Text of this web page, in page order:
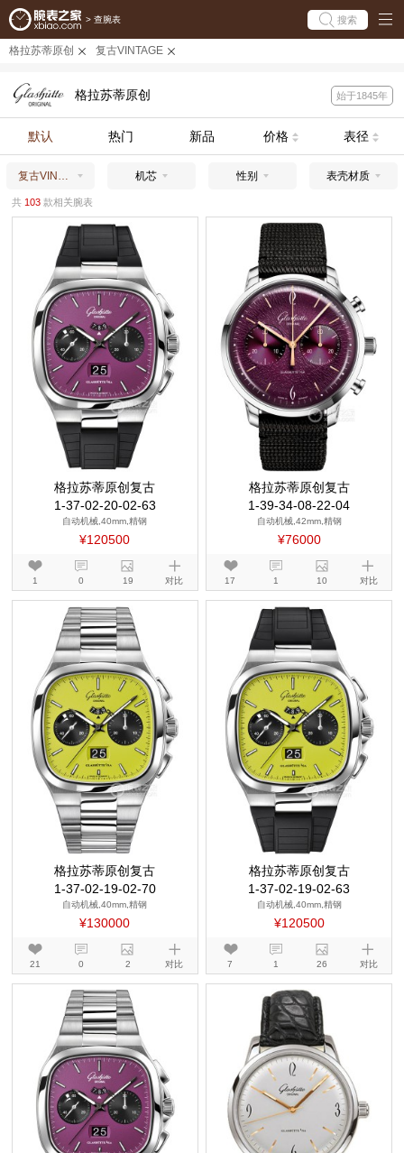
> 查腕表 搜索
格拉苏蒂原创 复古VINTAGE
格拉苏蒂原创 始于1845年
默认 热门 新品 价格 表径
机芯 性别 表壳材质
共 103款相关腕表
格拉苏蒂原创复古
1-37-02-20-02-63
自动机械,40mm,精钢
¥120500
1 0 19 对比
格拉苏蒂原创复古
1-39-34-08-22-04
自动机械,42mm,精钢
¥76000
17 1 10 对比
格拉苏蒂原创复古
1-37-02-19-02-70
自动机械,40mm,精钢
¥130000
21 0 2 对比
格拉苏蒂原创复古
1-37-02-19-02-63
自动机械,40mm,精钢
¥120500
7 1 26 对比